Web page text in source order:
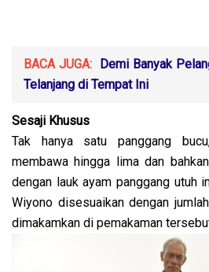
BACA JUGA:
Demi Banyak
Telanjang di Tempat Ini
Sesaji Khusus
Tak hanya satu panggang
membawa hingga lima dan
dengan lauk ayam panggang utuh
Wiyono disesuaikan dengan
dimakamkan di pemakaman